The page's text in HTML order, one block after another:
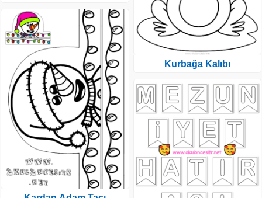
Kurbağa Kalıbı